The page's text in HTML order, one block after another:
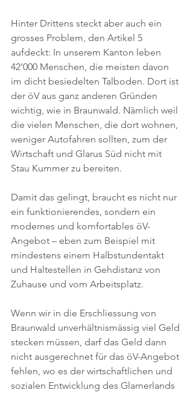
Hinter Drittens steckt aber auch ein
grosses Problem, den Artikel 5
aufdeckt: In unserem Kanton leben
42’000 Menschen, die meisten davon
im dicht besiedelten Talboden. Dort ist
der öV aus ganz anderen Gründen
wichtig, wie in Braunwald. Nämlich weil
die vielen Menschen, die dort wohnen,
weniger Autofahren sollten, zum der
Wirtschaft und Glarus Süd nicht mit
Stau Kummer zu bereiten.
Damit das gelingt, braucht es nicht nur
ein funktionierendes, sondern ein
modernes und komfortables öV-
Angebot – eben zum Beispiel mit
mindestens einem Halbstundentakt
und Haltestellen in Gehdistanz von
Zuhause und vom Arbeitsplatz.
Wenn wir in die Erschliessung von
Braunwald unverhältnismässig viel Geld
stecken müssen, darf das Geld dann
nicht ausgerechnet für das öV-Angebot
fehlen, wo es der wirtschaftlichen und
sozialen Entwicklung des Glarnerlands